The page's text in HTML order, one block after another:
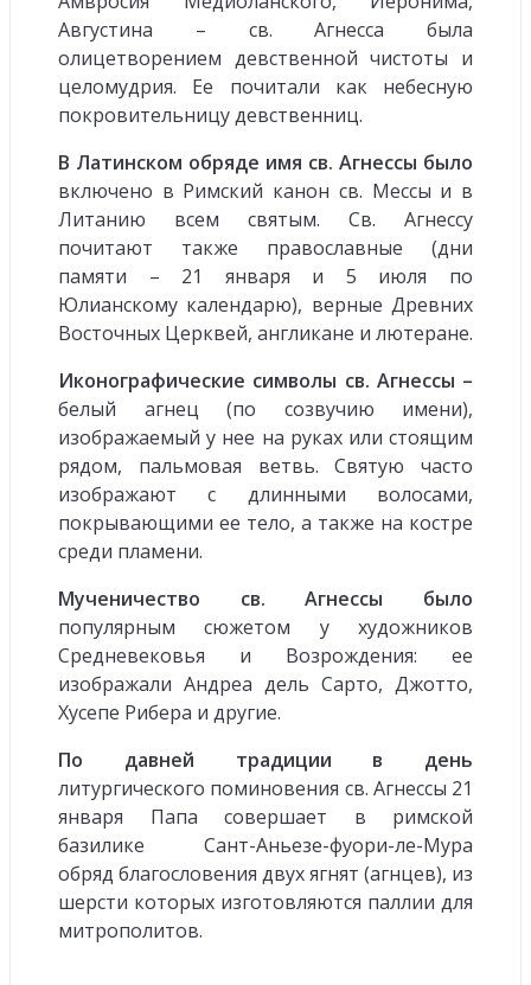
Августина – св. Агнесса была
олицетворением девственной чистоты и
целомудрия. Ее почитали как небесную
покровительницу девственниц.
В Латинском обряде имя св. Агнессы было
включено в Римский канон св. Мессы и в
Литанию всем святым. Св. Агнессу
почитают также православные (дни
памяти – 21 января и 5 июля по
Юлианскому календарю), верные Древних
Восточных Церквей, англикане и лютеране.
Иконографические символы св. Агнессы –
белый агнец (по созвучию имени),
изображаемый у нее на руках или стоящим
рядом, пальмовая ветвь. Святую часто
изображают с длинными волосами,
покрывающими ее тело, а также на костре
среди пламени.
Мученичество св. Агнессы было
популярным сюжетом у художников
Средневековья и Возрождения: ее
изображали Андреа дель Сарто, Джотто,
Хусепе Рибера и другие.
По давней традиции в день
литургического поминовения св. Агнессы 21
января Папа совершает в римской
базилике Сант-Аньезе-фуори-ле-Мура
обряд благословения двух ягнят (агнцев), из
шерсти которых изготовляются паллии для
митрополитов.